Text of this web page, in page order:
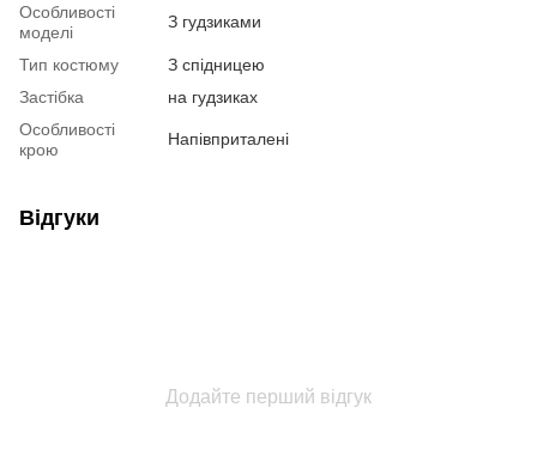
Особливості
моделі
З гудзиками
Тип костюму
З спідницею
Застібка
на гудзиках
Особливості
крою
Напівприталені
Відгуки
Додайте перший відгук